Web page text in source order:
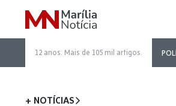
12 anos. Mais de 105 mil artigos.
+ NOTÍCIAS